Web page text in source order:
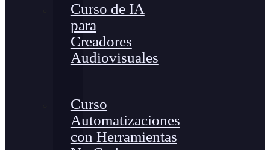
Curso de IA
para
Creadores
Audiovisuales
Curso
Automatizaciones
con Herramientas